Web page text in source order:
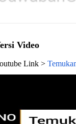
Video
Link >